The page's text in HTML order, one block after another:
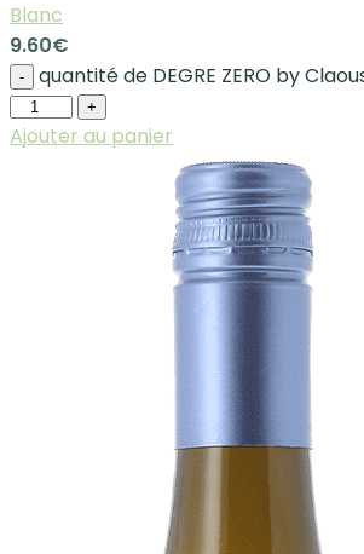
Blanc
9.60€
- quantité de DEGRE ZERO by
+
Ajouter au panier